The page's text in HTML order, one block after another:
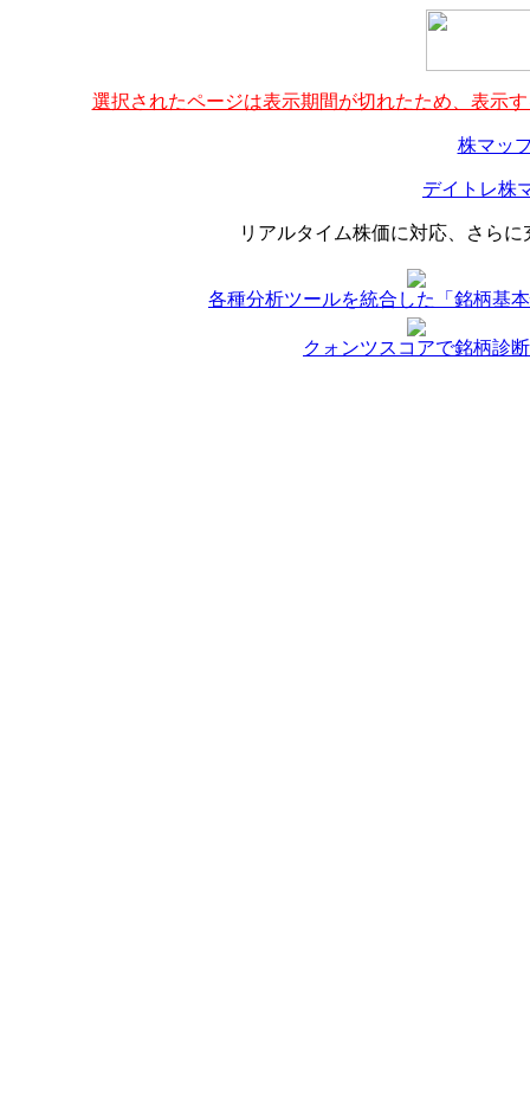
選択されたページは表示期間が切れたため、表示
株マッ
デイトレ株
リアルタイム株価に対応、さら
各種分析ツールを統合した「銘柄基
クォンツスコアで銘柄診断